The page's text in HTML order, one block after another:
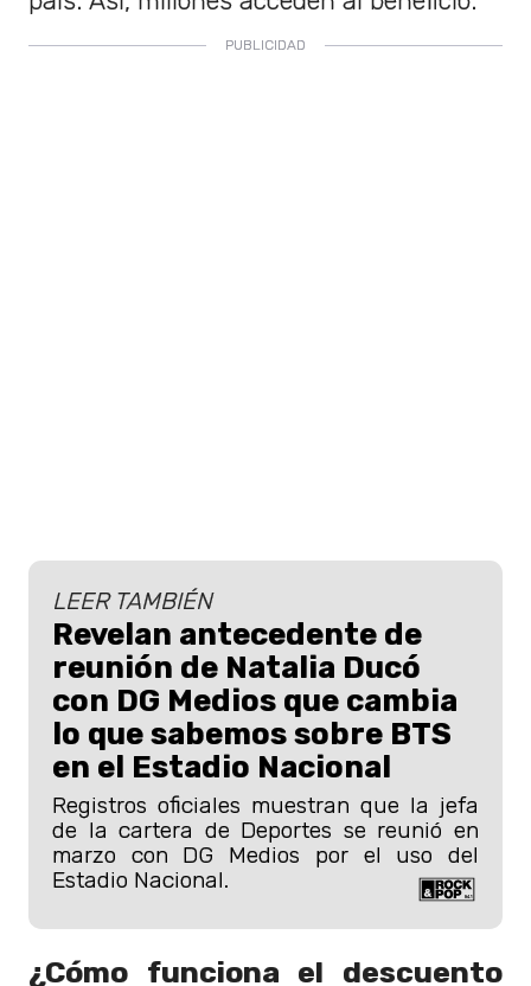
LEER TAMBIÉN
Revelan antecedente de
reunión de Natalia Ducó
con DG Medios que cambia
lo que sabemos sobre BTS
en el Estadio Nacional
Registros oficiales muestran que la jefa
de la cartera de Deportes se reunió en
marzo con DG Medios por el uso del
Estadio Nacional.
¿Cómo funciona el descuento